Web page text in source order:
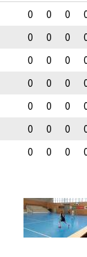
0 0 0
0 0 0
0 0 0
0 0 0
0 0 0
0 0 0
0 0 0